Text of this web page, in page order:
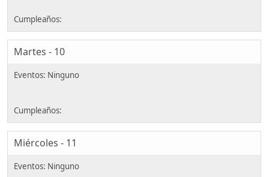
Martes - 10
Miércoles - 11